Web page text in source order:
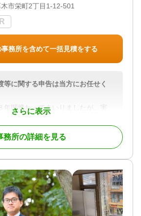
市栄町2丁目1-12-501
事務所を含めて一括見積をする
さらに表示
等に関する申告は当方にお任せく
年間携わってまいりましたが、実
とつくづく感じる今日この頃で
やりがいのある仕事だと実感して
相続税の申告業務に関していえ
例適用の両方の側面から税効果を
り、申告後に依頼者から感謝され
２３区、町田市・八王子市
務所の詳細を見る